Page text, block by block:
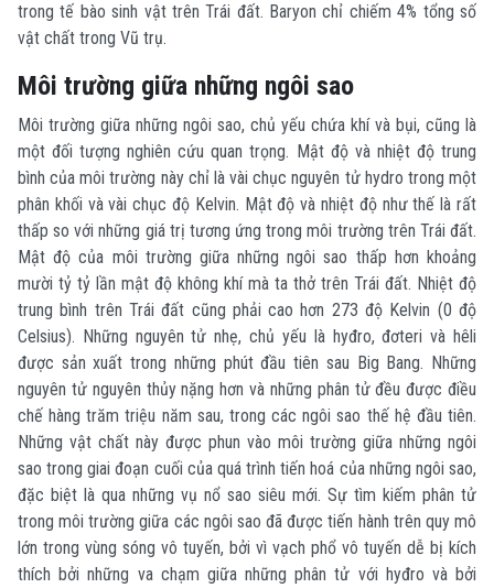
trong tế bào sinh vật trên Trái đất. Baryon chỉ chiếm 4% tổng số
vật chất trong Vũ trụ.
Môi trường giữa những ngôi sao
Môi trường giữa những ngôi sao, chủ yếu chứa khí và bụi, cũng là
một đối tượng nghiên cứu quan trọng. Mật độ và nhiệt độ trung
bình của môi trường này chỉ là vài chục nguyên tử hydro trong một
phân khối và vài chục độ Kelvin. Mật độ và nhiệt độ như thế là rất
thấp so với những giá trị tương ứng trong môi trường trên Trái đất.
Mật độ của môi trường giữa những ngôi sao thấp hơn khoảng
mười tỷ tỷ lần mật độ không khí mà ta thở trên Trái đất. Nhiệt độ
trung bình trên Trái đất cũng phải cao hơn 273 độ Kelvin (0 độ
Celsius). Những nguyên tử nhẹ, chủ yếu là hyđro, đơteri và hêli
được sản xuất trong những phút đầu tiên sau Big Bang. Những
nguyên tử nguyên thủy nặng hơn và những phân tử đều được điều
chế hàng trăm triệu năm sau, trong các ngôi sao thế hệ đầu tiên.
Những vật chất này được phun vào môi trường giữa những ngôi
sao trong giai đoạn cuối của quá trình tiến hoá của những ngôi sao,
đặc biệt là qua những vụ nổ sao siêu mới. Sự tìm kiếm phân tử
trong môi trường giữa các ngôi sao đã được tiến hành trên quy mô
lớn trong vùng sóng vô tuyến, bởi vì vạch phổ vô tuyến dễ bị kích
thích bởi những va chạm giữa những phân tử với hyđro và bởi